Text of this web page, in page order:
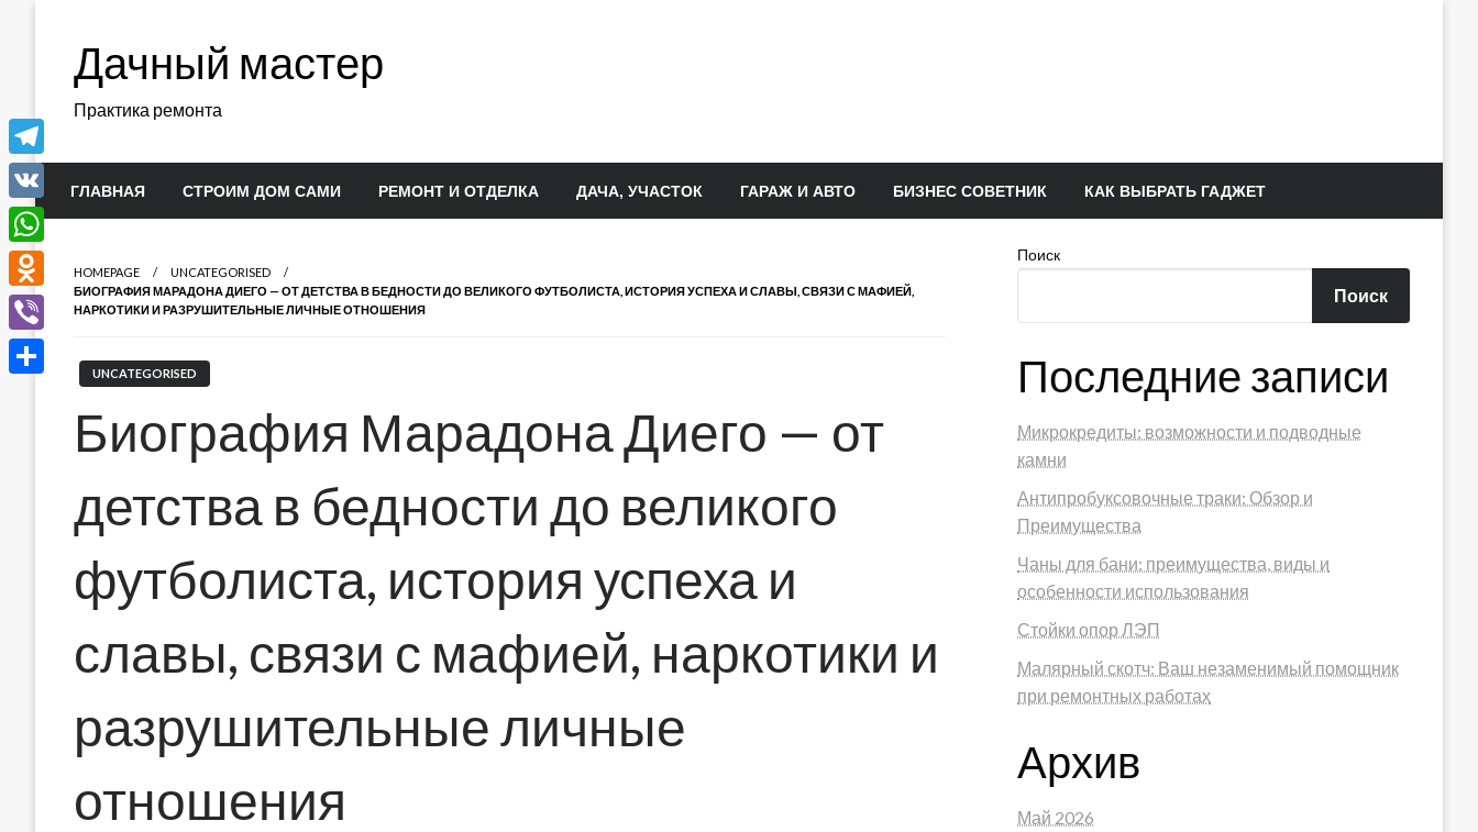
содержимомуДачный мастер
Практика ремонта
ГЛАВНАЯ СТРОИМ ДОМ САМИ РЕМОНТ И ОТДЕЛКА ДАЧА, УЧАСТОК ГАРАЖ И АВТО БИЗНЕС СОВЕТНИК КАК ВЫБРАТЬ ГАДЖЕТ
HOMEPAGE
UNCATEGORISED
БИОГРАФИЯ МАРАДОНА ДИЕГО — ОТ ДЕТСТВА В БЕДНОСТИ ДО ВЕЛИКОГО ФУТБОЛИСТА, ИСТОРИЯ УСПЕХА И СЛАВЫ, СВЯЗИ С МАФИЕЙ,
НАРКОТИКИ И РАЗРУШИТЕЛЬНЫЕ ЛИЧНЫЕ ОТНОШЕНИЯ
UNCATEGORISED
Биография Марадона Диего — от
детства в бедности до великого
футболиста, история успеха и
славы, связи с мафией, наркотики и
разрушительные личные
отношения
Поиск
Поиск
Последние записи
Микрокредиты: возможности и подводные
камни
Антипробуксовочные траки: Обзор и
Преимущества
Чаны для бани: преимущества, виды и
особенности использования
Стойки опор ЛЭП
Малярный скотч: Ваш незаменимый помощник
при ремонтных работах
Архив
Май 2026
Telegram
VK
WhatsApp
Odnoklassniki
Viber
Отправить